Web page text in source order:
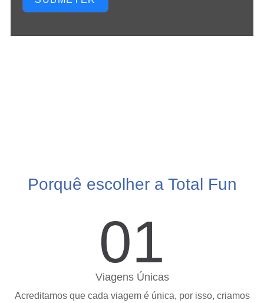
Porquê escolher a Total Fun
01
Viagens Únicas
Acreditamos que cada viagem é única, por isso, criamos